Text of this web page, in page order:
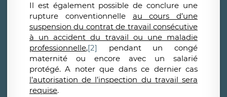
Il est également possible de conclure une
rupture conventionnelle au cours d’une
suspension du contrat de travail consécutive
à un accident du travail ou une maladie
professionnelle,[2]
pendant un congé
maternité ou encore avec un salarié
protégé. A noter que dans ce dernier cas
l’autorisation de l’inspection du travail sera
requise.